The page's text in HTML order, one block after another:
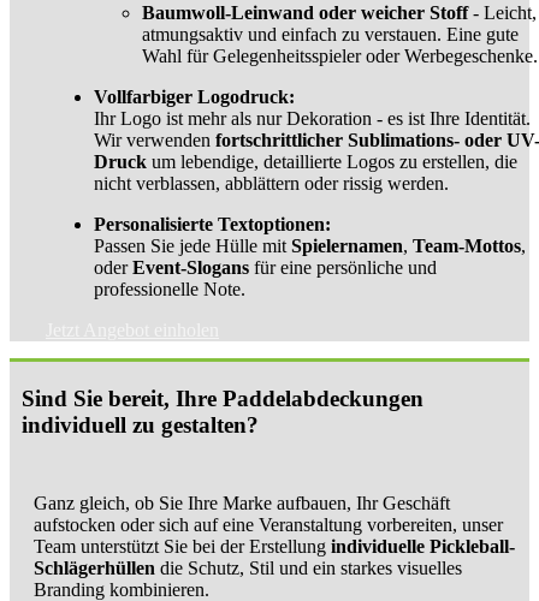
Baumwoll-Leinwand oder weicher Stoff- Leicht,
atmungsaktiv und einfach zu verstauen. Eine gute
Wahl für Gelegenheitsspieler oder Werbegeschenke.
Vollfarbiger Logodruck:
Ihr Logo ist mehr als nur Dekoration - es ist Ihre Identität.
Wir verwenden fortschrittlicher Sublimations- oder UV-
Druck um lebendige, detaillierte Logos zu erstellen, die
nicht verblassen, abblättern oder rissig werden.
Personalisierte Textoptionen:
Passen Sie jede Hülle mit Spielernamen, Team-Mottos,
oderEvent-Slogans für eine persönliche und
professionelle Note.
Sind Sie bereit, Ihre Paddelabdeckungen
individuell zu gestalten?
Ganz gleich, ob Sie Ihre Marke aufbauen, Ihr Geschäft
aufstocken oder sich auf eine Veranstaltung vorbereiten, unser
Team unterstützt Sie bei der Erstellung individuelle Pickleball-
Schlägerhüllen die Schutz, Stil und ein starkes visuelles
Branding kombinieren.